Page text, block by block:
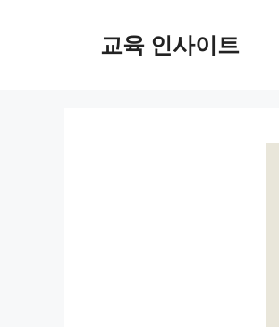
교육 인사이트